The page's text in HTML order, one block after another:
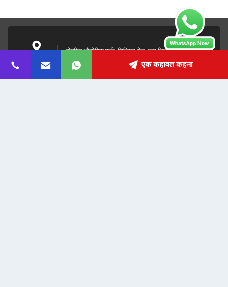
डोंगयिंग औद्योगिक पार्क, शिक्सिन रोड, पन्यू जिला, ग्वांगडोंग, चीन
एक कहावत कहना